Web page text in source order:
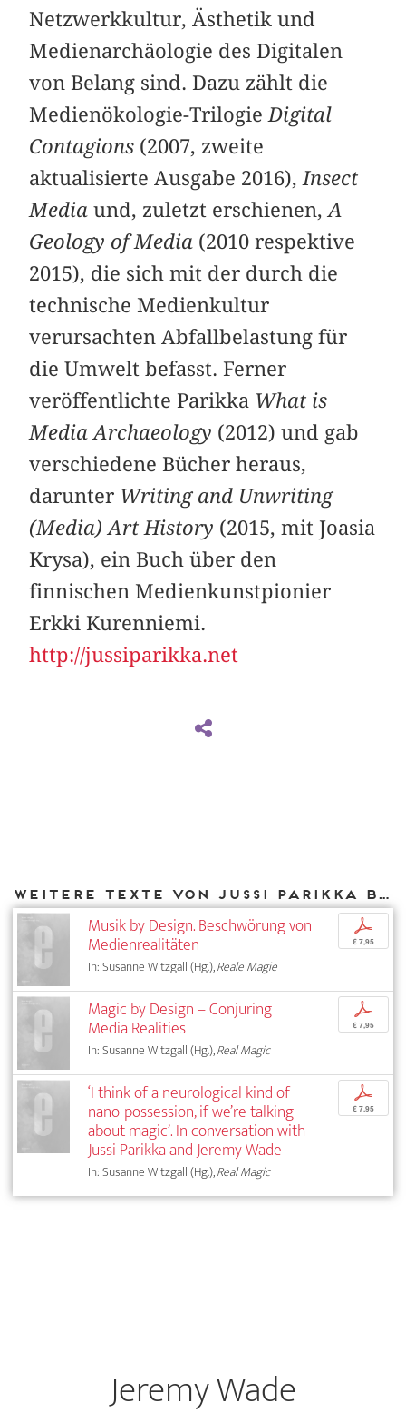
Netzwerkkultur, Ästhetik und
Medienarchäologie des Digitalen
von Belang sind. Dazu zählt die
Medienökologie-Trilogie Digital
Contagions (2007, zweite
aktualisierte Ausgabe 2016), Insect
Mediaund, zuletzt erschienen, A
Geology of Media (2010 respektive
2015), die sich mit der durch die
technische Medienkultur
verursachten Abfallbelastung für
die Umwelt befasst. Ferner
veröffentlichte Parikka What is
Media Archaeology (2012) und gab
verschiedene Bücher heraus,
darunter Writing and Unwriting
(Media) Art History (2015, mit Joasia
Krysa), ein Buch über den
finnischen Medienkunstpionier
Erkki Kurenniemi.
http://jussiparikka.net
Weitere Texte von Jussi Parikka bei DIAPHANES
Musik by Design. Beschwörung von
Medienrealitäten
In: Susanne Witzgall (Hg.),Reale Magie
p
€ 7,95
Magic by Design – Conjuring
Media Realities
In: Susanne Witzgall (Hg.),Real Magic
p
€ 7,95
‘I think of a neurological kind of
nano-possession, if we’re talking
about magic’. In conversation with
Jussi Parikka and Jeremy Wade
In: Susanne Witzgall (Hg.),Real Magic
p
€ 7,95
Jeremy Wade